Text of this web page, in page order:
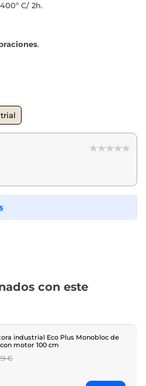
C/ 2h.
.
con este
industrial Eco Plus Monobloc de
motor 100 cm
€